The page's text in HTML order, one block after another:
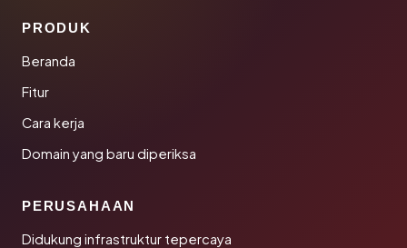
PRODUK
Beranda
Fitur
Cara kerja
Domain yang baru diperiksa
PERUSAHAAN
Didukung infrastruktur tepercaya